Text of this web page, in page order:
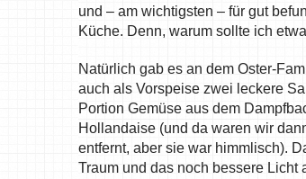
und – am wichtigsten – für gut
Küche. Denn, warum sollte ich
Natürlich gab es an dem Oster-
auch als Vorspeise zwei leckere
Portion Gemüse aus dem
Hollandaise (und da waren wir
entfernt, aber sie war himmlisch).
Traum und das noch bessere Licht